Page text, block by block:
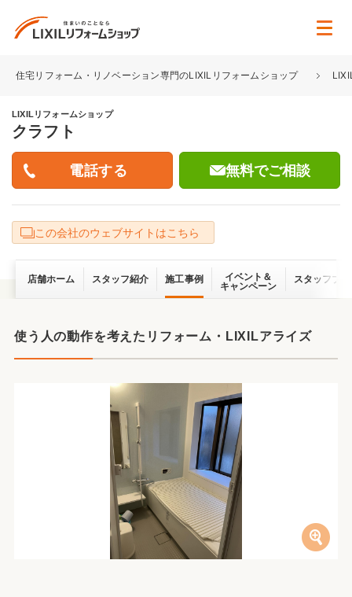
住宅リフォーム・リノベーション専門のLIXILリフォームショップ
LIXILリフォームショップ
クラフト
無料でご相談
この会社のウェブサイトはこちら
店舗ホーム スタッフ紹介 施工事例
イベント＆
キャンペーン
スタッフブ
使う人の動作を考えたリフォーム・LIXILアライズ